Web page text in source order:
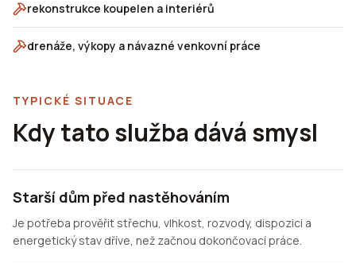
rekonstrukce koupelen a interiérů
drenáže, výkopy a návazné venkovní práce
TYPICKÉ SITUACE
Kdy tato služba dává smysl
Starší dům před nastěhováním
Je potřeba prověřit střechu, vlhkost, rozvody, dispozici a
energetický stav dříve, než začnou dokončovací práce.